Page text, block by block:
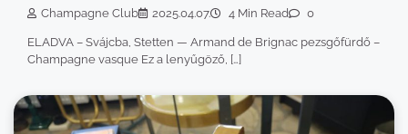
Champagne Club 2025.04.07. 4 Min Read 0
ELADVA – Svájcba, Stetten — Armand de Brignac pezsgőfürdő –
Champagne vasque Ez a lenyűgöző, […]